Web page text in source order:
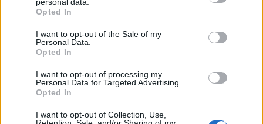
Opted In
I want to opt-out of the Sale of my
Personal Data.
Opted In
I want to opt-out of processing my
Personal Data for Targeted Advertising.
Opted In
I want to opt-out of Collection, Use,
2025. november 18., kedd
Gáza: elfogadta az ENSZ BT a
békét és újjáépítést célzó amerikai